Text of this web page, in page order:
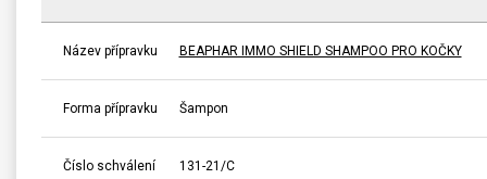
Název přípravku BEAPHAR IMMO SHIELD SHAMPOO PRO KOČKY
Forma přípravku Šampon
Číslo schválení 131-21/C